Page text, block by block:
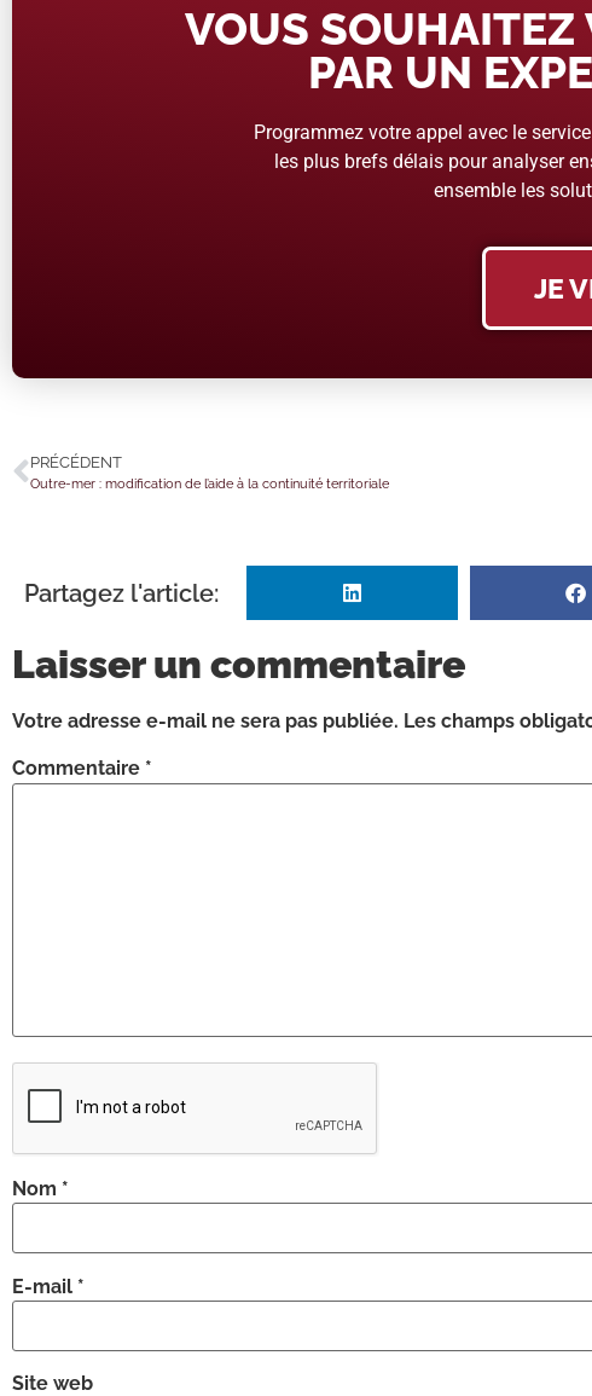
VOUS SOUHAITEZ
PAR UN
Programmez votre appel avec le
les plus brefs délais pour analyser
ensemble les
JE
PRÉCÉDENT
Outre-mer : modification de l’aide à la continuité territoriale
Partagez l'article:
Laisser un commentaire
Votre adresse e-mail ne sera pas publiée. Les champs
Commentaire *
Nom *
E-mail *
Site web